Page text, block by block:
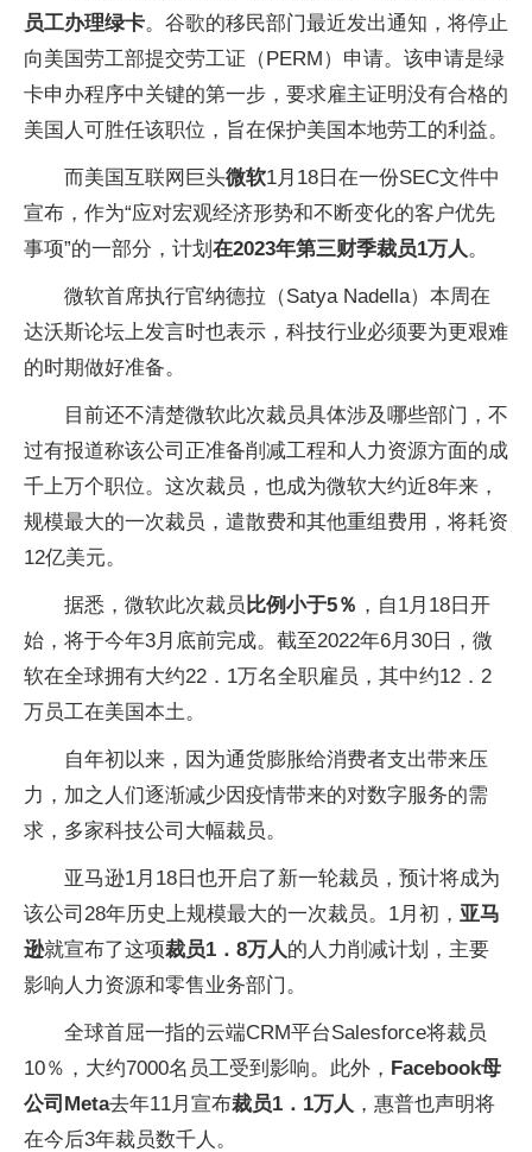
员工办理绿卡。谷歌的移民部门最近发出通知，将停止
向美国劳工部提交劳工证（PERM）申请。该申请是绿
卡申办程序中关键的第一步，要求雇主证明没有合格的
美国人可胜任该职位，旨在保护美国本地劳工的利益。
而美国互联网巨头微软1月18日在一份SEC文件中
宣布，作为“应对宏观经济形势和不断变化的客户优先
事项”的一部分，计划 在2023年第三财季裁员1万人。
微软首席执行官纳德拉（Satya Nadella）本周在
达沃斯论坛上发言时也表示，科技行业必须要为更艰难
的时期做好准备。
目前还不清楚微软此次裁员具体涉及哪些部门，不
过有报道称该公司正准备削减工程和人力资源方面的成
千上万个职位。这次裁员，也成为微软大约近8年来，
规模最大的一次裁员，遣散费和其他重组费用，将耗资
12亿美元。
据悉，微软此次裁员 比例小于5％ ，自1月18日开
始，将于今年3月底前完成。截至2022年6月30日，微
软在全球拥有大约22．1万名全职雇员，其中约12．2
万员工在美国本土。
自年初以来，因为通货膨胀给消费者支出带来压
力，加之人们逐渐减少因疫情带来的对数字服务的需
求，多家科技公司大幅裁员。
亚马逊1月18日也开启了新一轮裁员，预计将成为
该公司28年历史上规模最大的一次裁员。1月初， 亚马
逊就宣布了这项裁员1．8万人的人力削减计划，主要
影响人力资源和零售业务部门。
全球首屈一指的云端CRM平台Salesforce将裁员
10％，大约7000名员工受到影响。此外， Facebook母
公司Meta去年11月宣布裁员1．1万人 ，惠普也声明将
在今后3年裁员数千人。